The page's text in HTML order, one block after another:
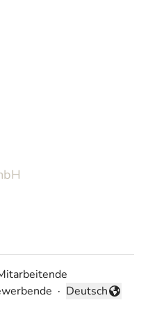
· Sprache ändern
Deutsch